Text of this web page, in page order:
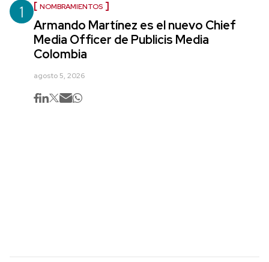
1 NOMBRAMIENTOS
Armando Martínez es el nuevo Chief
Media Officer de Publicis Media
Colombia
agosto 5, 2026